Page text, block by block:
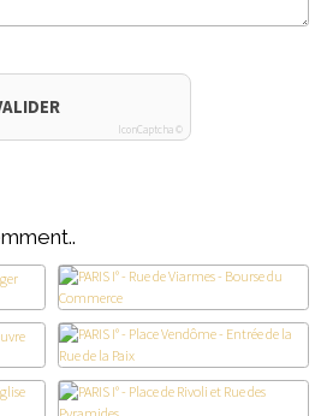
IconCaptcha ©